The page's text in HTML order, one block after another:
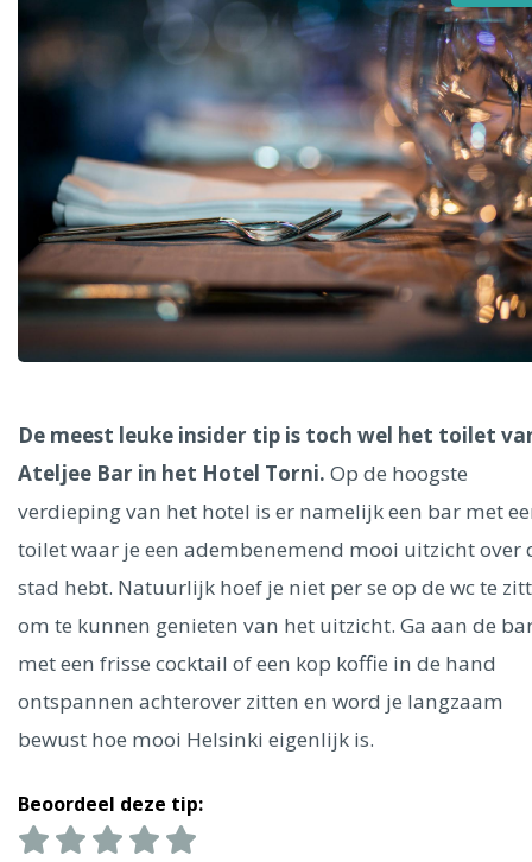
Alle steden
Phoenix
Dresden
Ålesund
Rome
Dublin
Hong Kong München Wenen Budapest
Madrid
Vancouver
Alles bekijken
De meest leuke insider tip is toch wel het toilet
Ateljee Bar in het Hotel Torni. Op de hoogste
verdieping van het hotel is er namelijk een bar met
toilet waar je een adembenemend mooi uitzicht over
stad hebt. Natuurlijk hoef je niet per se op de wc te
om te kunnen genieten van het uitzicht. Ga aan de
met een frisse cocktail of een kop koffie in de hand
ontspannen achterover zitten en word je langzaam
bewust hoe mooi Helsinki eigenlijk is.
Beoordeel deze tip: